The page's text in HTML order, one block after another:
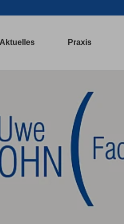
Aktuelles Praxis